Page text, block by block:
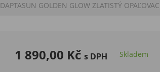
GOLDEN GLOW ZLATISTÝ
1 890,00 Kč s DPH Skladem